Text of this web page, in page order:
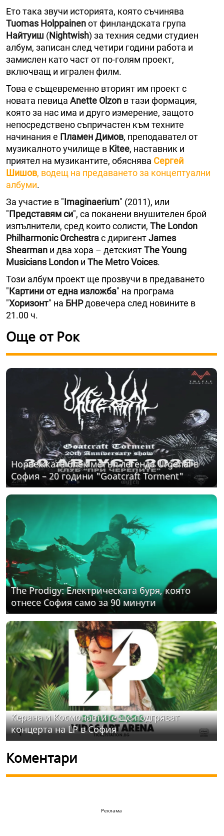
Ето така звучи историята, която съчинява
Tuomas Holppainenот финландската група
Найтуиш (Nightwish) за техния седми студиен
албум, записан след четири години работа и
замислен като част от по-голям проект,
включващ и игрален филм.
Това е същевременно вторият им проект с
новата певица Anette Olzon в тази формация,
която за нас има и друго измерение, защото
непосредствено съпричастен към техните
начинания е Пламен Димов, преподавател от
музикалното училище в Kitee, наставник и
приятел на музикантите, обяснява Сергей
Шишов, водещ на предаването за концептуални
албуми.
За участие в "Imaginaerium" (2011), или
"Представям си", са поканени внушителен брой
изпълнители, сред които солисти, The London
Philharmonic Orchestraс диригентJames
Shearman и два хора – детскиятThe Young
Musicians London и The Metro Voices.
Този албум проект ще прозвучи в предаването
"Картини от една изложба" на програма
"Хоризонт" на БНРдовечера след новините в
21.00 ч.
Още от Рок
Норвежката блек метъл легенда Urgehal в
София – 20 години "Goatcraft Torment"
The Prodigy: Електрическата буря, която
отнесе София само за 90 минути
Керана и Космонавтите ще подгряват
концерта на LP в София
Коментари
Реклама